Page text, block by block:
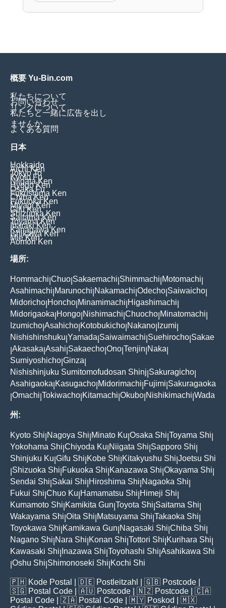
概要 Yu-Bin.com
私たちについて
お問い合わせ
リンクについて
私たちと一緒に広告を出し
ませんか
よくある質問
日本
Hokkaido
Aichi Ken
Tokyo To
Kyoto Fu
Niigata Ken
Hyogo Ken
Osaka Fu
Fukushima Ken
Chiba Ken
Fukuoka Ken
Miyagi Ken
Gifu Ken
Shizuoka Ken
Saitama Ken
Toyama Ken
Ibaraki Ken
Kanagawa Ken
Ishikawa Ken
Mie Ken
Aomori Ken
場所:
Hommachi Chuo Sakaemachi Shimmachi Motomachi
Asahimachi Marunochi Nakamachi Odecho Saiwaicho
Midoricho Honcho Minamimachi Higashimachi
Midorigaoka Hongo Nishimachi Chuocho Minatomachi
Izumicho Asahicho Kotobukicho Nakano Izumi
Nishishinshuku Yamada Saiwaimachi Suehirocho Sakae
Akasaka Asahi Sakaecho Ono Tenjin Naka
Sumiyoshicho Ginza
Nishishinjuku Sumitomofudosan Shinj Sakuragicho
Asahigaoka Kasugacho Midorimachi Fujimi Sakuragaoka
Omachi Tokiwacho Kitamachi Okubo Nishikimachi Wada
州:
Kyoto Shi Nagoya Shi Minato Ku Osaka Shi Toyama Shi
Yokohama Shi Chiyoda Ku Niigata Shi Sapporo Shi
Shinjuku Ku Gifu Shi Kobe Shi Kitakyushu Shi Joetsu Shi
Shizuoka Shi Fukuoka Shi Kanazawa Shi Okayama Shi
Sendai Shi Sakai Shi Hiroshima Shi Nagaoka Shi
Fukui Shi Chuo Ku Hamamatsu Shi Himeji Shi
Kumamoto Shi Kamikita Gun Toyota Shi Saitama Shi
Wakayama Shi Oita Shi Matsuyama Shi Takaoka Shi
Toyokawa Shi Kamikawa Gun Nagasaki Shi Chiba Shi
Nagano Shi Nara Shi Konan Shi Tottori Shi Kurihara Shi
Kawasaki Shi Inazawa Shi Toyohashi Shi Asahikawa Shi
Oshu Shi Shimonoseki Shi Kochi Shi
🇵🇭 Kode Postal | 🇩🇪 Postleitzahl | 🇬🇧 Postcode
🇸🇬 Postal Code | 🇦🇺 Postcode | 🇳🇿 Postcode | 🇨🇦
Postal Code | 🇿🇦 Postal Code | 🇲🇾 Poskod
| 🇲🇽